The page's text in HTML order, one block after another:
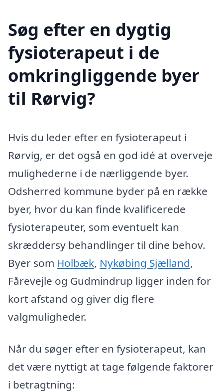
Søg efter en dygtig
fysioterapeut i de
omkringliggende byer
til Rørvig?
Hvis du leder efter en fysioterapeut i
Rørvig, er det også en god idé at overveje
mulighederne i de nærliggende byer.
Odsherred kommune byder på en række
byer, hvor du kan finde kvalificerede
fysioterapeuter, som eventuelt kan
skræddersy behandlinger til dine behov.
Byer som Holbæk, Nykøbing Sjælland,
Fårevejle og Gudmindrup ligger inden for
kort afstand og giver dig flere
valgmuligheder.
Når du søger efter en fysioterapeut, kan
det være nyttigt at tage følgende faktorer
i betragtning: